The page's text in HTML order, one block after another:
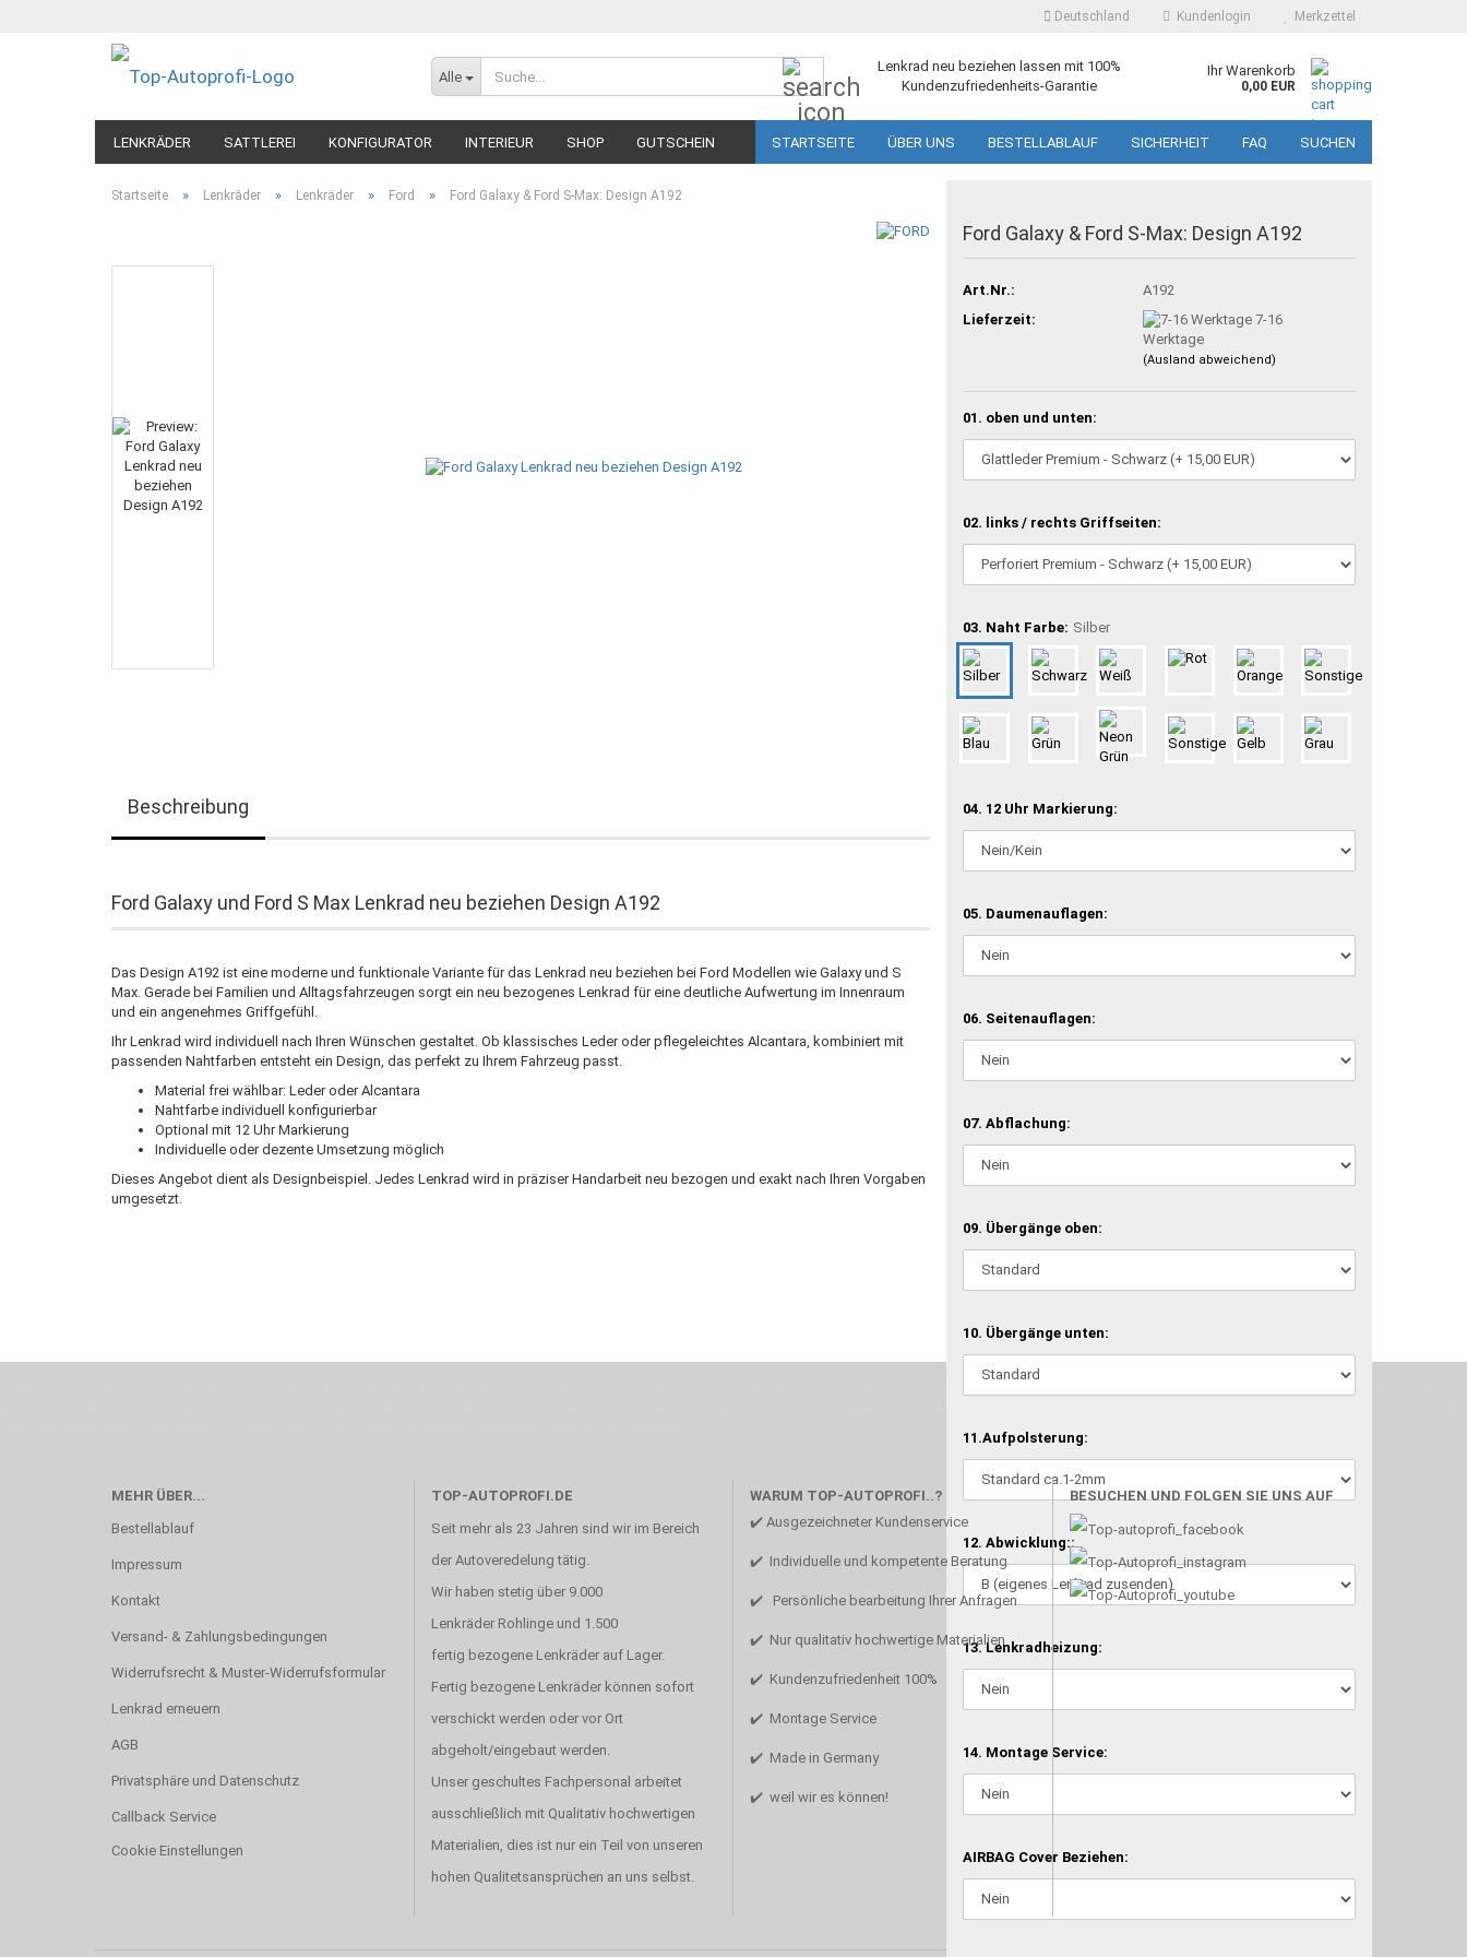
Deutschland Kundenlogin Merkzettel
Alle
Lenkrad neu beziehen lassen mit 100%
Kundenzufriedenheits-Garantie
Ihr Warenkorb
0,00 EUR
LENKRÄDER SATTLEREI KONFIGURATOR INTERIEUR SHOP GUTSCHEIN STARTSEITE ÜBER UNS BESTELLABLAUF SICHERHEIT FAQ SUCHEN
Startseite » Lenkräder » Lenkräder » Ford » Ford Galaxy & Ford S-Max: Design A192
Ford Galaxy & Ford S-Max: Design A192
Art.Nr.:
A192
Lieferzeit:
7-16
Werktage
(Ausland abweichend)
01. oben und unten:
02. links / rechts Griffseiten:
03. Naht Farbe: Silber
04. 12 Uhr Markierung:
05. Daumenauflagen:
06. Seitenauflagen:
07. Abflachung:
09. Übergänge oben:
10. Übergänge unten:
11.Aufpolsterung:
12. Abwicklung::
13. Lenkradheizung:
14. Montage Service:
AIRBAG Cover Beziehen:
Beschreibung
Ford Galaxy und Ford S Max Lenkrad neu beziehen Design A192
Das Design A192 ist eine moderne und funktionale Variante für das Lenkrad neu beziehen bei Ford Modellen wie Galaxy und S
Max. Gerade bei Familien und Alltagsfahrzeugen sorgt ein neu bezogenes Lenkrad für eine deutliche Aufwertung im Innenraum
und ein angenehmes Griffgefühl.
Ihr Lenkrad wird individuell nach Ihren Wünschen gestaltet. Ob klassisches Leder oder pflegeleichtes Alcantara, kombiniert mit
passenden Nahtfarben entsteht ein Design, das perfekt zu Ihrem Fahrzeug passt.
Material frei wählbar: Leder oder Alcantara
Nahtfarbe individuell konfigurierbar
Optional mit 12 Uhr Markierung
Individuelle oder dezente Umsetzung möglich
Dieses Angebot dient als Designbeispiel. Jedes Lenkrad wird in präziser Handarbeit neu bezogen und exakt nach Ihren Vorgaben
umgesetzt.
MEHR ÜBER...
Bestellablauf
Impressum
Kontakt
Versand- & Zahlungsbedingungen
Widerrufsrecht & Muster-Widerrufsformular
Lenkrad erneuern
AGB
Privatsphäre und Datenschutz
Callback Service
Cookie Einstellungen
TOP-AUTOPROFI.DE
Seit mehr als 23 Jahren sind wir im Bereich
der Autoveredelung tätig.
Wir haben stetig über 9.000
Lenkräder Rohlinge und 1.500
fertig bezogene Lenkräder auf Lager.
Fertig bezogene Lenkräder können sofort
verschickt werden oder vor Ort
abgeholt/eingebaut werden.
Unser geschultes Fachpersonal arbeitet
ausschließlich mit Qualitativ hochwertigen
Materialien, dies ist nur ein Teil von unseren
hohen Qualitetsansprüchen an uns selbst.
WARUM TOP-AUTOPROFI..?
✔️ Ausgezeichneter Kundenservice
✔️ Individuelle und kompetente Beratung
✔️ Persönliche bearbeitung Ihrer Anfragen
✔️ Nur qualitativ hochwertige Materialien
✔️ Kundenzufriedenheit 100%
✔️ Montage Service
✔️ Made in Germany
✔️ weil wir es können!
BESUCHEN UND FOLGEN SIE UNS AUF